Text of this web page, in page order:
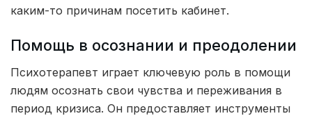
каким-то причинам посетить кабинет.
Помощь в осознании и преодолении
Психотерапевт играет ключевую роль в помощи
людям осознать свои чувства и переживания в
период кризиса. Он предоставляет инструменты